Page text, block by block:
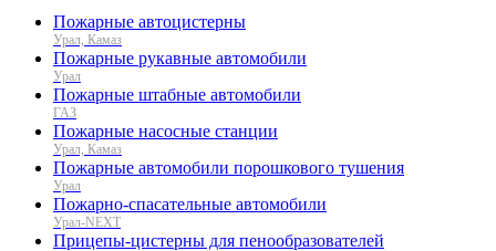
Пожарные автоцистерны
Урал, Камаз
Пожарные рукавные автомобили
Урал
Пожарные штабные автомобили
ГАЗ
Пожарные насосные станции
Урал, Камаз
Пожарные автомобили порошкового тушения
Урал
Пожарно-спасательные автомобили
Урал-NEXT
Прицепы-цистерны для пенообразователей